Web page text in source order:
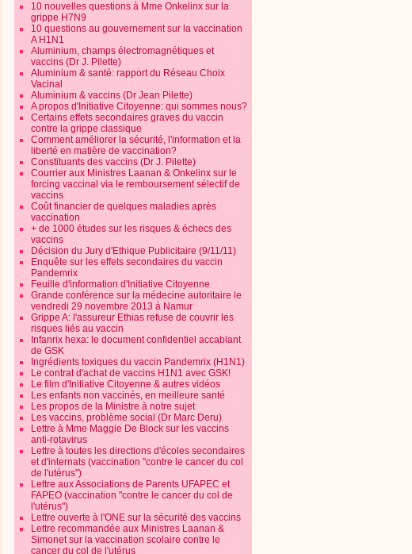
10 nouvelles questions à Mme Onkelinx sur la
grippe H7N9
10 questions au gouvernement sur la vaccination
A H1N1
Aluminium, champs électromagnétiques et
vaccins (Dr J. Pilette)
Aluminium & santé: rapport du Réseau Choix
Vacinal
Aluminium & vaccins (Dr Jean Pilette)
A propos d'Initiative Citoyenne: qui sommes nous?
Certains effets secondaires graves du vaccin
contre la grippe classique
Comment améliorer la sécurité, l'information et la
liberté en matière de vaccination?
Constituants des vaccins (Dr J. Pilette)
Courrier aux Ministres Laanan & Onkelinx sur le
forcing vaccinal via le remboursement sélectif de
vaccins
Coût financier de quelques maladies après
vaccination
+ de 1000 études sur les risques & échecs des
vaccins
Décision du Jury d'Ethique Publicitaire (9/11/11)
Enquête sur les effets secondaires du vaccin
Pandemrix
Feuille d'information d'Initiative Citoyenne
Grande conférence sur la médecine autoritaire le
vendredi 29 novembre 2013 à Namur
Grippe A: l'assureur Ethias refuse de couvrir les
risques liés au vaccin
Infanrix hexa: le document confidentiel accablant
de GSK
Ingrédients toxiques du vaccin Pandemrix (H1N1)
Le contrat d'achat de vaccins H1N1 avec GSK!
Le film d'Initiative Citoyenne & autres vidéos
Les enfants non vaccinés, en meilleure santé
Les propos de la Ministre à notre sujet
Les vaccins, problème social (Dr Marc Deru)
Lettre à Mme Maggie De Block sur les vaccins
anti-rotavirus
Lettre à toutes les directions d'écoles secondaires
et d'internats (vaccination "contre le cancer du col
de l'utérus")
Lettre aux Associations de Parents UFAPEC et
FAPEO (vaccination "contre le cancer du col de
l'utérus")
Lettre ouverte à l'ONE sur la sécurité des vaccins
Lettre recommandée aux Ministres Laanan &
Simonet sur la vaccination scolaire contre le
cancer du col de l'utérus